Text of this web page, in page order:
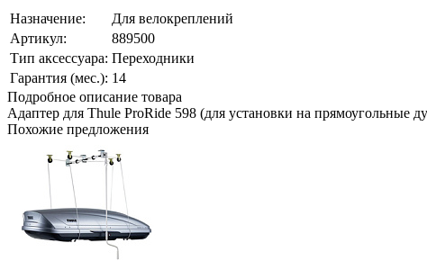
Назначение:
Для велокреплений
Артикул:
889500
Тип аксессуара: Переходники
Гарантия (мес.): 14
Подробное описание товара
Адаптер для Thule ProRide 598 (для установки на прямоугольные
Похожие предложения